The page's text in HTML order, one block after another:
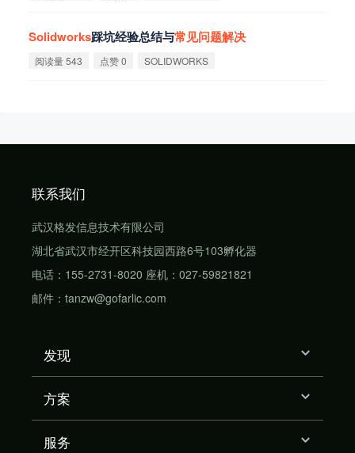
Solidworks踩坑经验总结与常见问题解决
阅读量 543 点赞 0 SOLIDWORKS
联系我们
武汉格发信息技术有限公司
湖北省武汉市经开区科技园西路6号103孵化器
电话：155-2731-8020 座机：027-59821821
邮件：tanzw@gofarlic.com
发现
方案
服务